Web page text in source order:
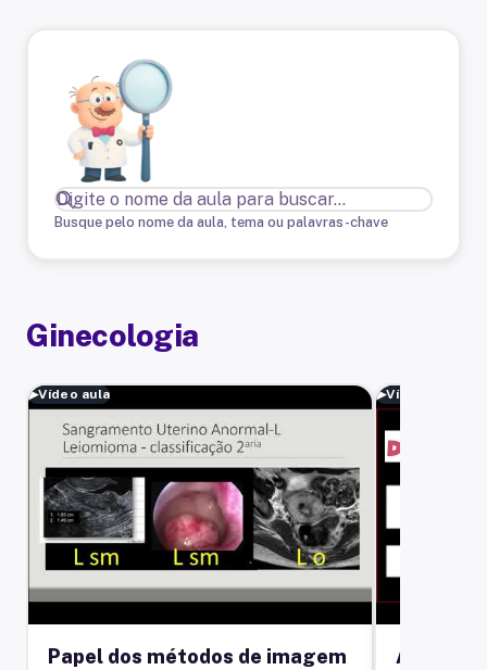
Busque pelo nome da aula, tema ou palavras-chave
Ginecologia
▶Vídeo aula
Papel dos métodos de imagem
▶Vídeo aula